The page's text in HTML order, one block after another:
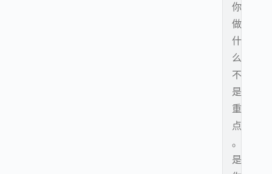
你
做
什
么
不
是
重
点
。
是